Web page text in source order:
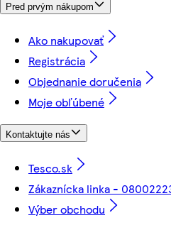
Pred prvým nákupom
Ako nakupovať
Registrácia
Objednanie doručenia
Moje obľúbené
Kontaktujte nás
Tesco.sk
Zákaznícka linka -
Výber obchodu